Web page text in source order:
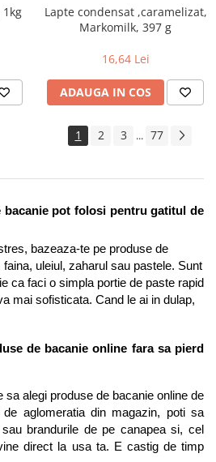
Lapte condensat ,caramelizat,
Markomilk, 397 g
16,64 Lei
ADAUGA IN COS
1 2 3 ... 77
pot folosi pentru gatitul de
bazeaza-te pe produse de
uleiul, zaharul sau pastele. Sunt
ca faci o simpla portie de paste rapid
mai sofisticata. Cand le ai in dulap,
de bacanie online fara sa pierd
sa alegi produse de bacanie online de
aglomeratia din magazin, poti sa
brandurile de pe canapea si, cel
direct la usa ta. E castig de timp